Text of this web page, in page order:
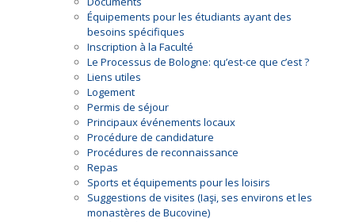
Équipements pour les étudiants ayant des
besoins spécifiques
Inscription à la Faculté
Le Processus de Bologne: qu’est-ce que c’est ?
Liens utiles
Logement
Permis de séjour
Principaux événements locaux
Procédure de candidature
Procédures de reconnaissance
Repas
Sports et équipements pour les loisirs
Suggestions de visites (Iaşi, ses environs et les
monastères de Bucovine)